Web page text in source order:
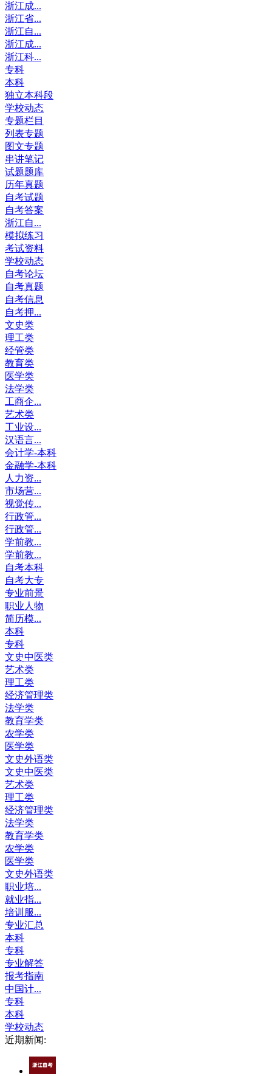
浙江成...
浙江省...
浙江自...
浙江成...
浙江科...
专科
本科
独立本科段
学校动态
专题栏目
列表专题
图文专题
串讲笔记
试题题库
历年真题
自考试题
自考答案
浙江自...
模拟练习
考试资料
学校动态
自考论坛
自考真题
自考信息
自考押...
文史类
理工类
经管类
教育类
医学类
法学类
工商企...
艺术类
工业设...
汉语言...
会计学-本科
金融学-本科
人力资...
市场营...
视觉传...
行政管...
行政管...
学前教...
学前教...
自考本科
自考大专
专业前景
职业人物
简历模...
本科
专科
文史中医类
艺术类
理工类
经济管理类
法学类
教育学类
农学类
医学类
文史外语类
文史中医类
艺术类
理工类
经济管理类
法学类
教育学类
农学类
医学类
文史外语类
职业培...
就业指...
培训服...
专业汇总
本科
专科
专业解答
报考指南
中国计...
专科
本科
学校动态
近期新闻: